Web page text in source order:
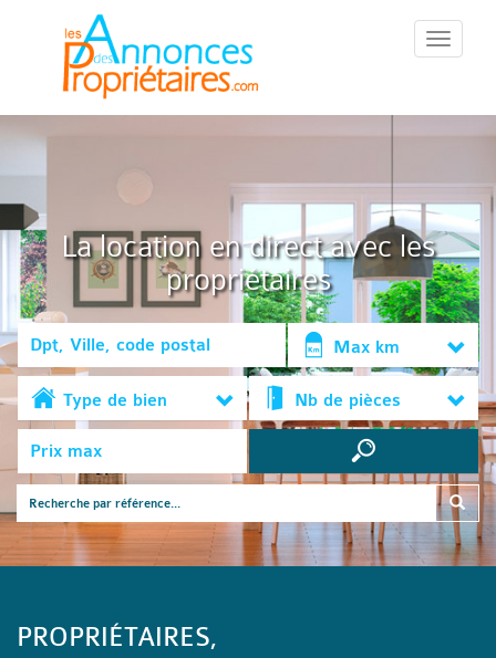
::Menu::
La location en direct avec les
propriétaires
Max km
Type de bien Nb de pièces
PROPRIÉTAIRES,